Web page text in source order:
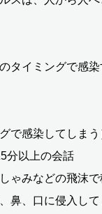
タイミングで感
で感染してしまう
分以上の会話
ゃみなどの飛沫で
鼻、口に侵入して